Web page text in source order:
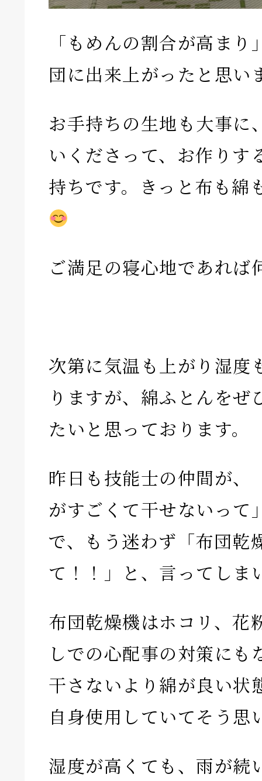
「もめんの割合が高ま
団に出来上がったと思い
お手持ちの生地も大事に
いくださって、お作りす
持ちです。きっと布も綿
ご満足の寝心地であれば
次第に気温も上がり湿度
りますが、綿ふとんをぜ
たいと思っております。
昨日も技能士の仲間が、
がすごくて干せないって
で、もう迷わず「布団乾
て！！」と、言ってしま
布団乾燥機はホコリ、花
しでの心配事の対策にも
干さないより綿が良い状
自身使用していてそう思
湿度が高くても、雨が続